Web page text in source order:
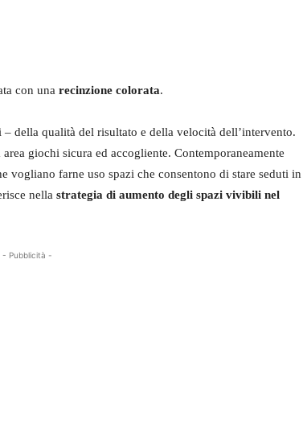
con una recinzione colorata.
della qualità del risultato e della velocità dell’intervento.
giochi sicura ed accogliente. Contemporaneamente
vogliano farne uso spazi che consentono di stare seduti in
nella strategia di aumento degli spazi vivibili nel
- Pubblicità -